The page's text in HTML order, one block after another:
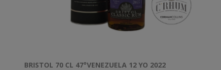
BRISTOL 70 CL 47°VENEZUELA 12 YO 2022